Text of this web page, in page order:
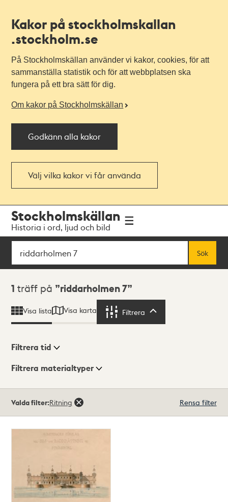
Kakor på stockholmskallan
.stockholm.se
På Stockholmskällan använder vi kakor, cookies, för att
sammanställa statistik och för att webbplatsen ska
fungera på ett bra sätt för dig.
Om kakor på Stockholmskällan
Godkänn alla kakor
Välj vilka kakor vi får använda
navigationen
huvudinnehållet
Stockholmskällan
Historia i ord, ljud och bild
Sök
Sök
Sökresultat
1 träff på riddarholmen 7
Visa lista Visa karta Filtrera
Visningsläge
Filtrera tid
Filtrera materialtyper
träffar
Valda filter:Ritning Rensa filter